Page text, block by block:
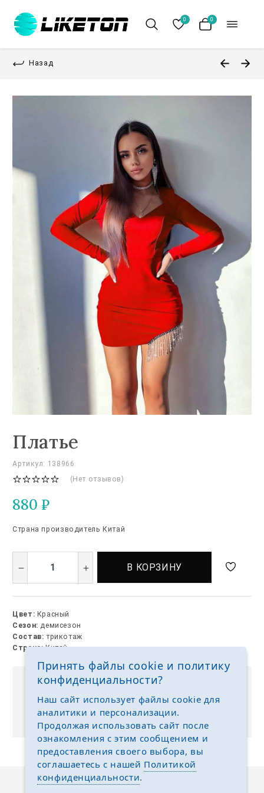
0 0
Назад
Платье
Артикул: 138966
(Нет отзывов)
880 ₽
Страна производитель Китай
В КОРЗИНУ
Цвет: Красный
Сезон: демисезон
Состав: трикотаж
Страна: Китай
Выкуп без размерных рядов
Отгружаем любые размеры одежды и обуви на
ваш выбор
Принять файлы cookie и политику
конфиденциальности?
Наш сайт использует файлы cookie для
аналитики и персонализации.
Продолжая использовать сайт после
ознакомления с этим сообщением и
предоставления своего выбора, вы
соглашаетесь с нашей Политикой
конфиденциальности.